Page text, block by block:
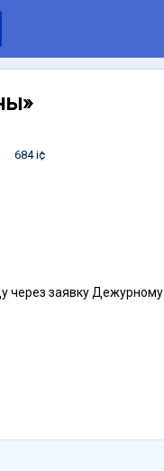
684 i¢
через заявку Дежурному